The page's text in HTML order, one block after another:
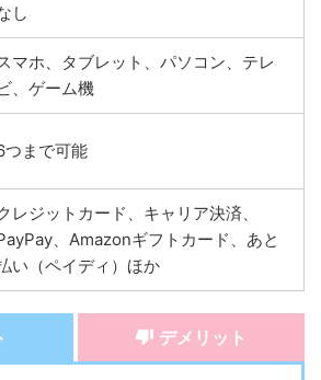
し
マホ、タブレット、パソコン、テレ
、ゲーム機
つまで可能
レジットカード、キャリア決済、
、Amazonギフトカード、あと
い（ペイディ）ほか
デメリット